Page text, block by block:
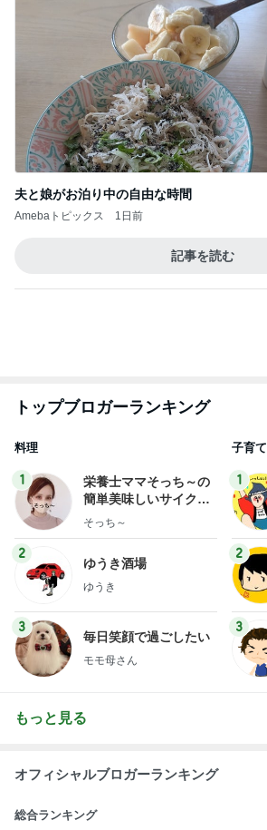
夫と娘がお泊り中の自由な時間
Amebaトピックス 1日前
記事を読む
トップブロガーランキング
料理
1
栄養士ママそっち～の
簡単美味しいサイクル
献立
そっち～
2
ゆうき酒場
ゆうき
3
毎日笑顔で過ごしたい
モモ母さん
子育て
1
2
3
もっと見る
オフィシャルブロガーランキング
総合ランキング